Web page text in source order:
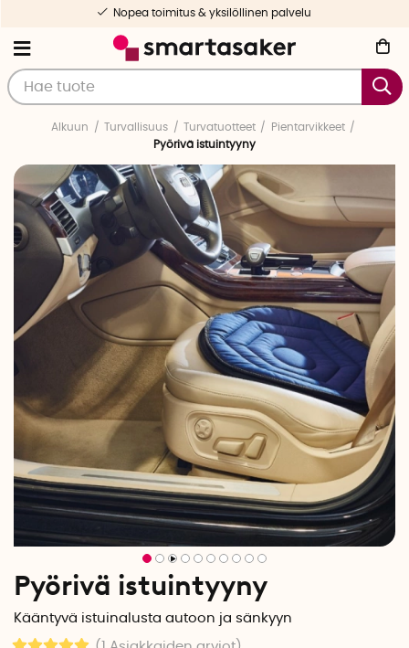
Nopea toimitus & yksilöllinen palvelu
Alkuun Turvallisuus Turvatuotteet
Pientarvikkeet
Pyörivä istuintyyny
Pyörivä istuintyyny
Kääntyvä istuinalusta autoon ja sänkyyn